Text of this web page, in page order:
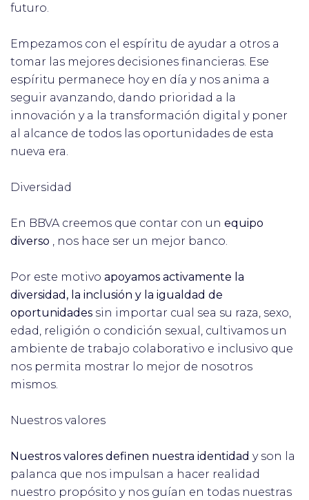
futuro.
Empezamos con el espíritu de ayudar a otros a
tomar las mejores decisiones financieras. Ese
espíritu permanece hoy en día y nos anima a
seguir avanzando, dando prioridad a la
innovación y a la transformación digital y poner
al alcance de todos las oportunidades de esta
nueva era.
Diversidad
En BBVA creemos que contar con un equipo
diverso , nos hace ser un mejor banco.
Por este motivo apoyamos activamente la
diversidad, la inclusión y la igualdad de
oportunidades sin importar cual sea su raza, sexo,
edad, religión o condición sexual, cultivamos un
ambiente de trabajo colaborativo e inclusivo que
nos permita mostrar lo mejor de nosotros
mismos.
Nuestros valores
Nuestros valores definen nuestra identidad y son la
palanca que nos impulsan a hacer realidad
nuestro propósito y nos guían en todas nuestras